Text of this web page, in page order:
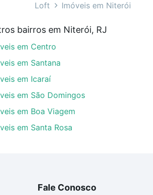
em Niterói, RJ que custam a partir
dúvida dos custos envolvidos
seus sonhos com segurança e
Loft Imóveis em Niterói
bairros em Niterói, RJ
em Centro
em Santana
em Icaraí
em São Domingos
em Boa Viagem
em Santa Rosa
Fale Conosco